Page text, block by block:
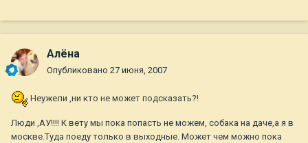
Алёна
Опубликовано 27 июня, 2007
Неужели ,ни кто не может подсказать?!
Люди ,АУ!!!! К вету мы пока попасть не можем, собака на даче,а я в
москве.Туда поеду только в выходные. Может чем можно пока